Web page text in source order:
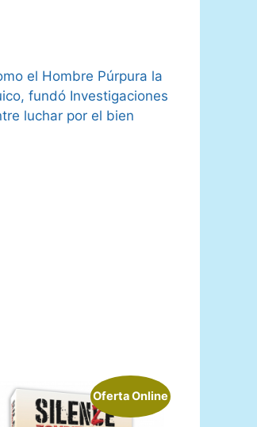
el Hombre Púrpura la
fundó Investigaciones
luchar por el bien
Oferta Online